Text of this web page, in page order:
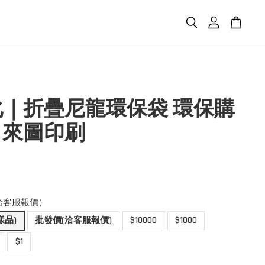
折疊尼龍環保袋 環保購
圖印刷
服報價）
品)
批發價(洽客服報價) $10000
$1000
$1